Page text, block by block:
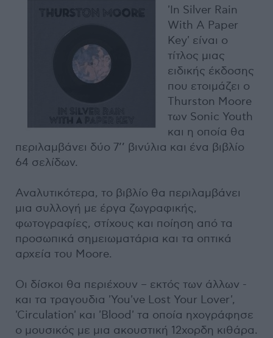
'In Silver Rain
With A Paper
Key' είναι ο
τίτλος μιας
ειδικής έκδοσης
που ετοιμάζει ο
Thurston Moore
των Sonic Youth
και η οποία θα
περιλαμβάνει δύο 7’’ βινύλια και ένα βιβλίο
64 σελίδων.
Αναλυτικότερα, το βιβλίο θα περιλαμβάνει
μια συλλογή με έργα ζωγραφικής,
φωτογραφίες, στίχους και ποίηση από τα
προσωπικά σημειωματάρια και τα οπτικά
αρχεία του Moore.
Οι δίσκοι θα περιέχουν – εκτός των άλλων -
και τα τραγουδια 'You've Lost Your Lover',
'Circulation' και 'Blood' τα οποία ηχογράφησε
ο μουσικός με μια ακουστική 12χορδη κιθάρα.